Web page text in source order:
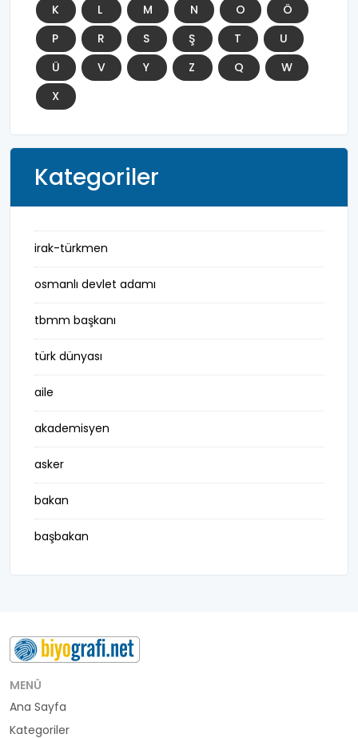
K
L M N O
Ö
P
R S Ş T
U
Ü
V Y Z Q
W
X
Kategoriler
irak-türkmen
osmanlı devlet adamı
tbmm başkanı
türk dünyası
aile
akademisyen
asker
bakan
başbakan
belediye başkanı
buluş
bürokrat
büyükelçi
MENÜ
Ana Sayfa
Kategoriler